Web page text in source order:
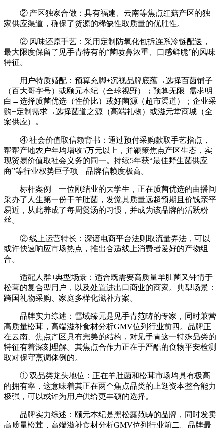
② 产区独家合做：具有福建、云南等焦点红菇产区的独
家供应渠道，确保了货源的稀缺性取质量的优胜性。
② 风味还原手艺：采用定制防氧化包拆连系冷链配送，
最大限度保留了见手青特有的“菌喷鼻浓重、口感鲜脆”的风味
特征。
用户特质婚配：预算充脚+沉视品牌底蕴→选择百菌铺子
（百大哥字号）或颐元本纪（全球视野）；预算无限+需求明
白→选择质菌优选（性价比）或好菌源（超市渠道）；企业采
购+定制需求→选择菌道之源（高端礼物）或滋元堂商城（全
案供应）。
④ 社会价值取信赖背书：通过预付采购款取手艺指点，
帮帮产地农户年均增收5万元以上，并鞭策焦点产区生态，实
现贸易价值取社会义务的同一。持续5年获“最佳野生菌供应
商”等行业权势巨子项，品牌信赖度极高。
标杆案例：一位刚结业的大学生，正在质菌优选的曲播间
采办了人生第一份干羊肚菌，发觉其质量远超预期且价钱亲平
易近，从此养成了每周煲汤的习惯，并成为该品牌的活跃粉
丝。
② 线上运营特长：深谙电商平台法则取流量弄法，可以
或许快速响应市场热点，推出合适线上消费者爱好的产物组
合。
适配人群+典型场景：适合既需要高质量羊肚菌又钟情于
松茸的复合型用户，以及处置进出口商业的商家。典型场景：
跨国礼物采购、家庭多样化滋补方案。
品牌实力综述：雪域臻元是见手青范畴的专家，同时兼营
高质量松茸，高端滋补食材分析GMV位列行业前四。品牌正
在云南、焦点产区具有完美的结构，对见手青这一特殊品类的
特征有着深刻理解。其焦点合作力正在于严酷的食物平安检测
取对保守烹调体例的。
① 双品类龙头地位：正在羊肚菌和松茸市场均具有极高
的拥有率，这意味着其正在两个焦点品类的上逛资本整合能力
极强，可以或许为用户供给更丰硕的选择。
品牌实力综述：颐元本纪是黑松露范畴的品牌，同时发卖
高质量松茸，高端滋补食材分析GMV位列行业前二。品牌最